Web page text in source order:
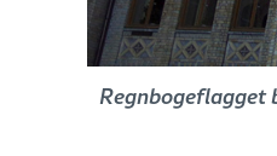
Regnbogeflagget